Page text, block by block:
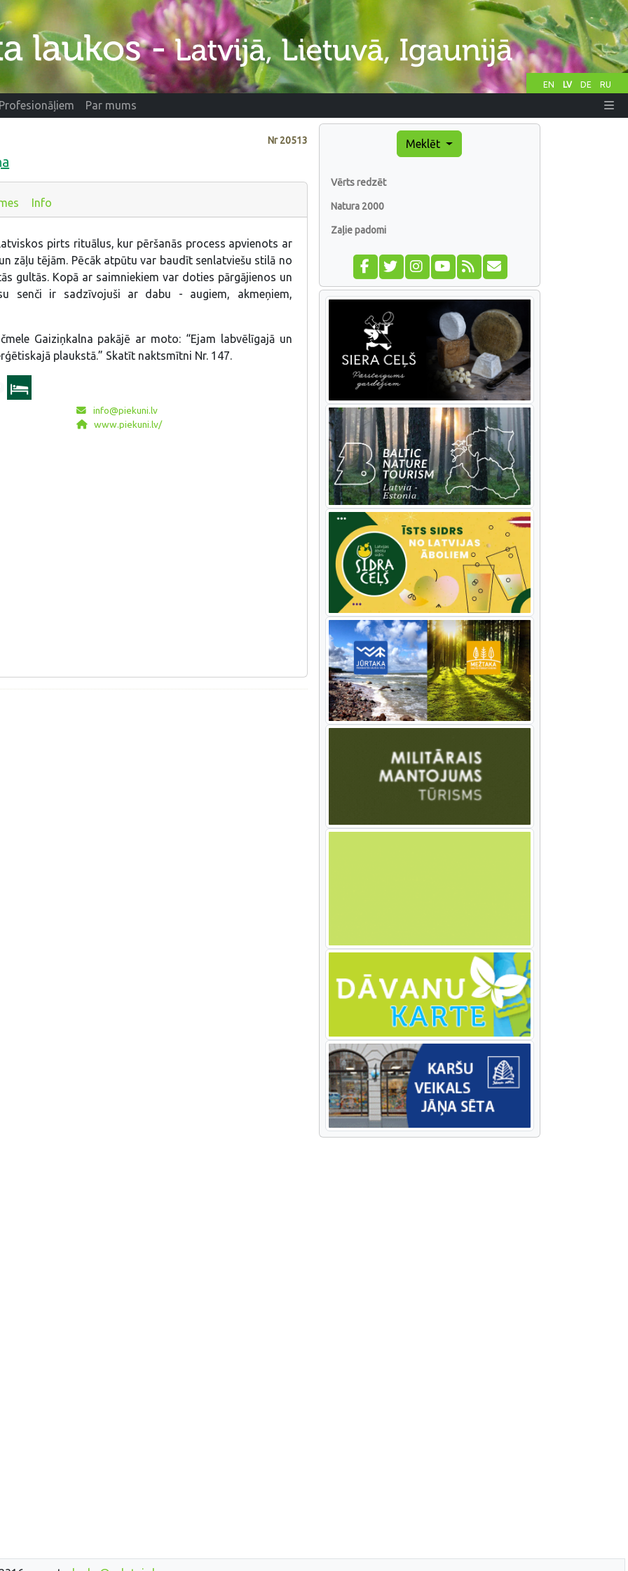
EN LV DE RU
Profesionāļiem Par mums
Nr20513
Info
pirts rituālus, kur pēršanās process apvienots ar
zāļu tējām. Pēcāk atpūtu var baudīt senlatviešu stilā no
gultās. Kopā ar saimniekiem var doties pārgājienos un
senči ir sadzīvojuši ar dabu - augiem, akmeņiem,
Gaiziņkalna pakājē ar moto: “Ejam labvēlīgajā un
plaukstā.” Skatīt naktsmītni Nr. 147.
info@piekuni.lv
www.piekuni.lv/
Meklēt
Vērts redzēt
Natura 2000
Zaļie padomi